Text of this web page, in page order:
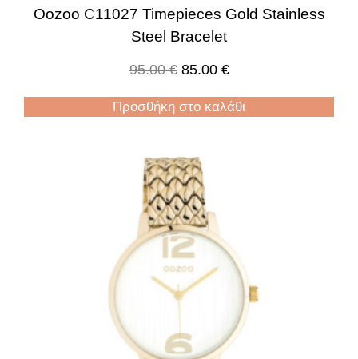
Oozoo C11027 Timepieces Gold Stainless
Steel Bracelet
95.00€ 85.00 €
Προσθήκη στο καλάθι